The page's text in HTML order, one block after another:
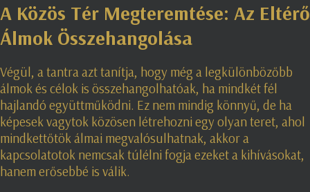
A Közös Tér Megteremtése: Az Eltérő
Álmok Összehangolása
Végül, a tantra azt tanítja, hogy még a legkülönbözőbb
álmok és célok is összehangolhatóak, ha mindkét fél
hajlandó együttműködni. Ez nem mindig könnyű, de ha
képesek vagytok közösen létrehozni egy olyan teret, ahol
mindkettőtök álmai megvalósulhatnak, akkor a
kapcsolatotok nemcsak túlélni fogja ezeket a kihívásokat,
hanem erősebbé is válik.